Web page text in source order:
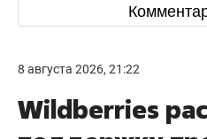
8 августа 2026, 21:22
Wildberries